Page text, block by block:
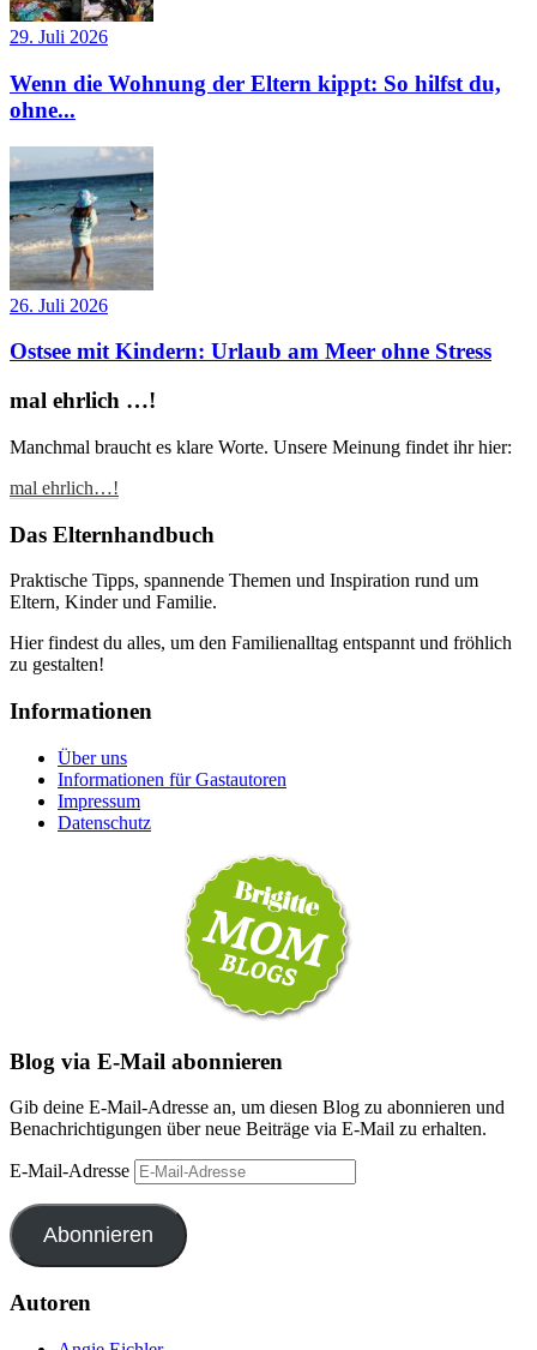
29. Juli 2026
Wenn die Wohnung der Eltern kippt: So hilfst du,
ohne...
26. Juli 2026
Ostsee mit Kindern: Urlaub am Meer ohne Stress
mal ehrlich …!
Manchmal braucht es klare Worte. Unsere Meinung findet ihr hier:
mal ehrlich…!
Das Elternhandbuch
Praktische Tipps, spannende Themen und Inspiration rund um
Eltern, Kinder und Familie.
Hier findest du alles, um den Familienalltag entspannt und fröhlich
zu gestalten!
Informationen
Über uns
Informationen für Gastautoren
Impressum
Datenschutz
Blog via E-Mail abonnieren
Gib deine E-Mail-Adresse an, um diesen Blog zu abonnieren und
Benachrichtigungen über neue Beiträge via E-Mail zu erhalten.
E-Mail-Adresse
Abonnieren
Autoren